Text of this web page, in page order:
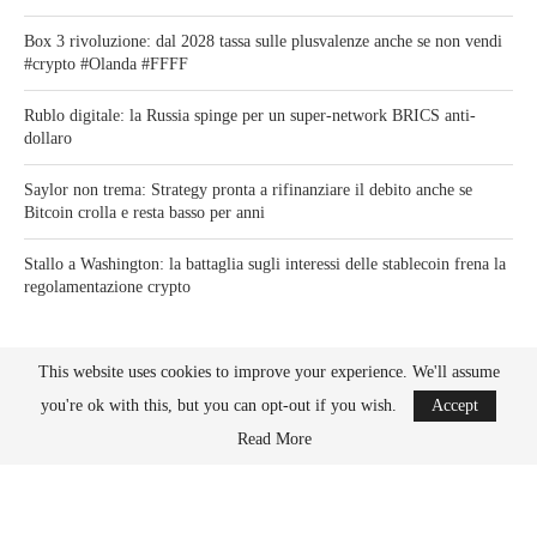
Box 3 rivoluzione: dal 2028 tassa sulle plusvalenze anche se non vendi
#crypto #Olanda #FFFF
Rublo digitale: la Russia spinge per un super-network BRICS anti-
dollaro
Saylor non trema: Strategy pronta a rifinanziare il debito anche se
Bitcoin crolla e resta basso per anni
Stallo a Washington: la battaglia sugli interessi delle stablecoin frena la
regolamentazione crypto
Bitcoin News Crypto is the leader in news and information on cryptocurrency, digital
This website uses cookies to improve your experience. We'll assume
you're ok with this, but you can opt-out if you wish.
Accept
Read More